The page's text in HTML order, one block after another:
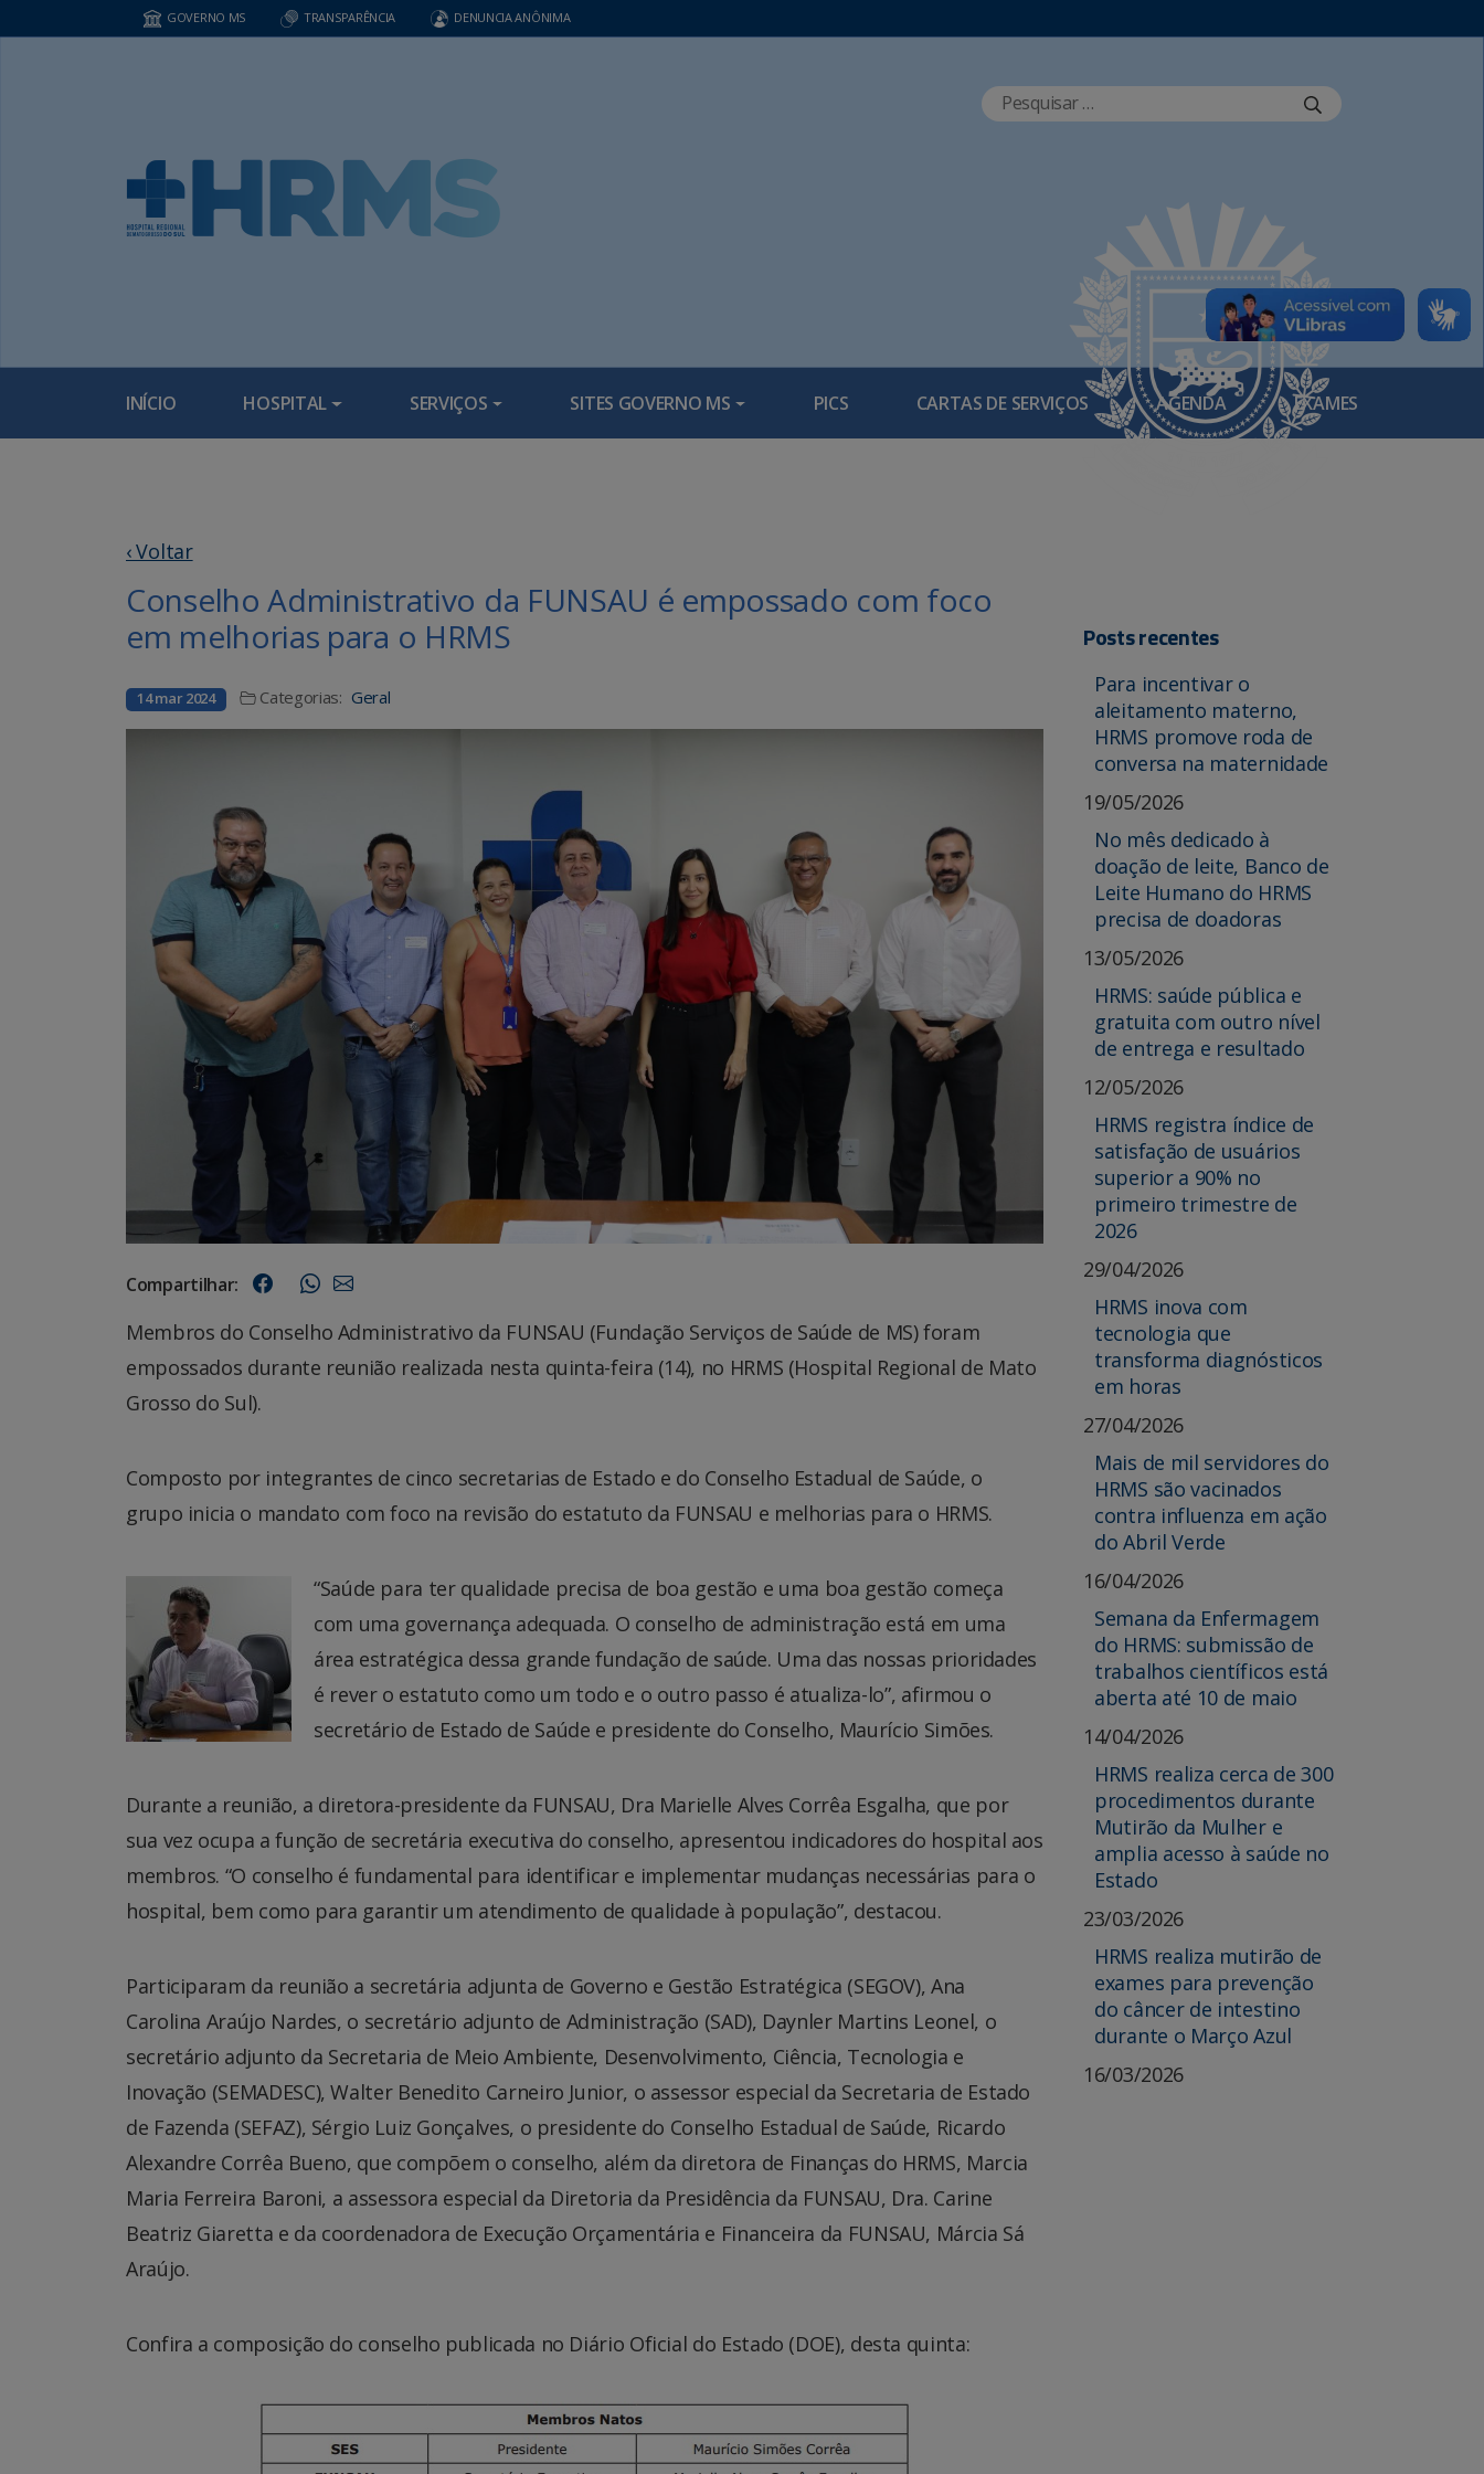
GOVERNO MS TRANSPARÊNCIA DENUNCIA ANÔNIMA
INÍCIO HOSPITAL SERVIÇOS SITES GOVERNO MS PICS CARTAS DE SERVIÇOS AGENDA EXAMES
‹ Voltar
Conselho Administrativo da FUNSAU é empossado com foco
em melhorias para o HRMS
14 mar 2024 Categorias: Geral
Compartilhar:
Membros do Conselho Administrativo da FUNSAU (Fundação Serviços de Saúde de MS) foram
empossados durante reunião realizada nesta quinta-feira (14), no HRMS (Hospital Regional de Mato
Grosso do Sul).
Composto por integrantes de cinco secretarias de Estado e do Conselho Estadual de Saúde, o
grupo inicia o mandato com foco na revisão do estatuto da FUNSAU e melhorias para o HRMS.
“Saúde para ter qualidade precisa de boa gestão e uma boa gestão começa
com uma governança adequada. O conselho de administração está em uma
área estratégica dessa grande fundação de saúde. Uma das nossas prioridades
é rever o estatuto como um todo e o outro passo é atualiza-lo”, afirmou o
secretário de Estado de Saúde e presidente do Conselho, Maurício Simões.
Durante a reunião, a diretora-presidente da FUNSAU, Dra Marielle Alves Corrêa Esgalha, que por
sua vez ocupa a função de secretária executiva do conselho, apresentou indicadores do hospital aos
membros. “O conselho é fundamental para identificar e implementar mudanças necessárias para o
hospital, bem como para garantir um atendimento de qualidade à população”, destacou.
Participaram da reunião a secretária adjunta de Governo e Gestão Estratégica (SEGOV), Ana
Carolina Araújo Nardes, o secretário adjunto de Administração (SAD), Daynler Martins Leonel, o
secretário adjunto da Secretaria de Meio Ambiente, Desenvolvimento, Ciência, Tecnologia e
Inovação (SEMADESC), Walter Benedito Carneiro Junior, o assessor especial da Secretaria de Estado
de Fazenda (SEFAZ), Sérgio Luiz Gonçalves, o presidente do Conselho Estadual de Saúde, Ricardo
Alexandre Corrêa Bueno, que compõem o conselho, além da diretora de Finanças do HRMS, Marcia
Maria Ferreira Baroni, a assessora especial da Diretoria da Presidência da FUNSAU, Dra. Carine
Beatriz Giaretta e da coordenadora de Execução Orçamentária e Financeira da FUNSAU, Márcia Sá
Araújo.
Confira a composição do conselho publicada no Diário Oficial do Estado (DOE), desta quinta:
Posts recentes
Para incentivar o
aleitamento materno,
HRMS promove roda de
conversa na maternidade
19/05/2026
No mês dedicado à
doação de leite, Banco de
Leite Humano do HRMS
precisa de doadoras
13/05/2026
HRMS: saúde pública e
gratuita com outro nível
de entrega e resultado
12/05/2026
HRMS registra índice de
satisfação de usuários
superior a 90% no
primeiro trimestre de
2026
29/04/2026
HRMS inova com
tecnologia que
transforma diagnósticos
em horas
27/04/2026
Mais de mil servidores do
HRMS são vacinados
contra influenza em ação
do Abril Verde
16/04/2026
Semana da Enfermagem
do HRMS: submissão de
trabalhos científicos está
aberta até 10 de maio
14/04/2026
HRMS realiza cerca de 300
procedimentos durante
Mutirão da Mulher e
amplia acesso à saúde no
Estado
23/03/2026
HRMS realiza mutirão de
exames para prevenção
do câncer de intestino
durante o Março Azul
16/03/2026